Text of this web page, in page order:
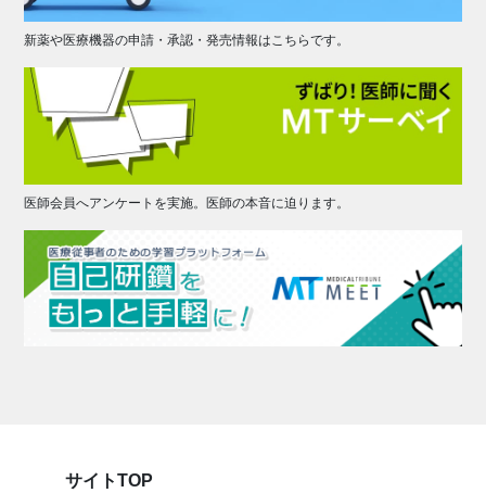
新薬や医療機器の申請・承認・発売情報はこちらです。
医師会員へアンケートを実施。医師の本音に迫ります。
サイトTOP